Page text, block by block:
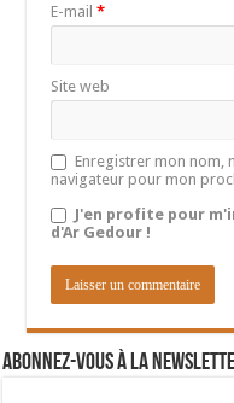
E-mail*
Site web
Enregistrer mon nom,
navigateur pour mon
J'en profite pour
d'Ar Gedour !
Abonnez-vous à la